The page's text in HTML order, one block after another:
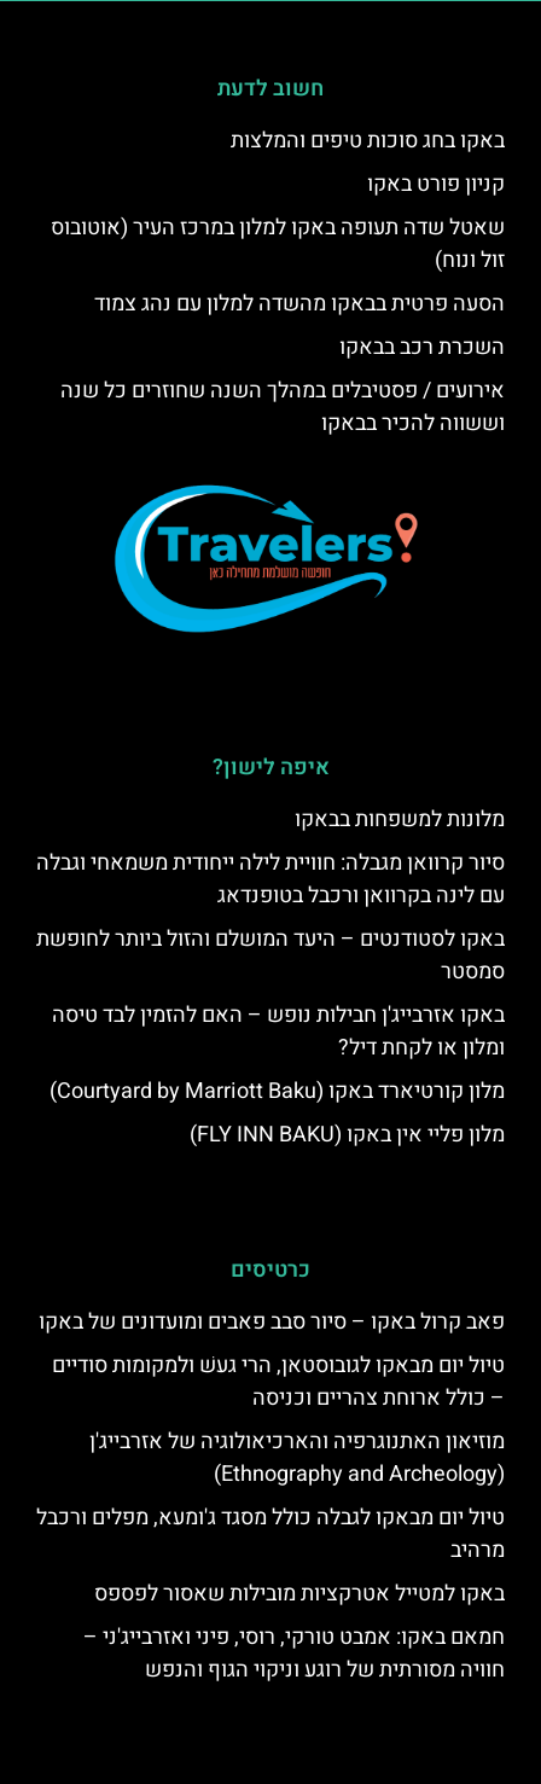
חשוב לדעת
באקו בחג סוכות טיפים והמלצות
קניון פורט באקו
שאטל שדה תעופה באקו למלון במרכז העיר (אוטובוס
זול ונוח)
הסעה פרטית בבאקו מהשדה למלון עם נהג צמוד
השכרת רכב בבאקו
אירועים / פסטיבלים במהלך השנה שחוזרים כל שנה
וששווה להכיר בבאקו
איפה לישון?
מלונות למשפחות בבאקו
סיור קרוואן מגבלה: חוויית לילה ייחודית משמאחי וגבלה
עם לינה בקרוואן ורכבל בטופנדאג
באקו לסטודנטים – היעד המושלם והזול ביותר לחופשת
סמסטר
באקו אזרבייג'ן חבילות נופש – האם להזמין לבד טיסה
ומלון או לקחת דיל?
מלון קורטיארד באקו (Courtyard by Marriott Baku)
מלון פליי אין באקו (FLY INN BAKU)
כרטיסים
פאב קרול באקו – סיור סבב פאבים ומועדונים של באקו
טיול יום מבאקו לגובוסטאן, הרי געשׁ ולמקומות סודיים
– כולל ארוחת צהריים וכניסה
מוזיאון האתנוגרפיה והארכיאולוגיה של אזרבייג'ן
(Ethnography and Archeology)
טיול יום מבאקו לגבלה כולל מסגד ג'ומעא, מפלים ורכבל
מרהיב
באקו למטייל אטרקציות מובילות שאסור לפספס
חמאם באקו: אמבט טורקי, רוסי, פיני ואזרבייג'ני –
חוויה מסורתית של רוגע וניקוי הגוף והנפש